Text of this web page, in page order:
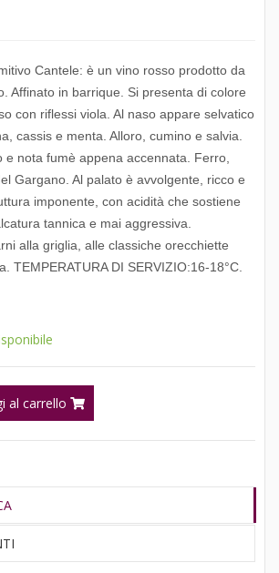
Cantele: è un vino rosso prodotto da
Affinato in barrique. Si presenta di colore
con riflessi viola. Al naso appare selvatico
cassis e menta. Alloro, cumino e salvia.
e nota fumè appena accennata. Ferro,
Gargano. Al palato è avvolgente, ricco e
imponente, con acidità che sostiene
tannica e mai aggressiva.
alla griglia, alle classiche orecchiette
TEMPERATURA DI SERVIZIO:16-18°C.
al carrello